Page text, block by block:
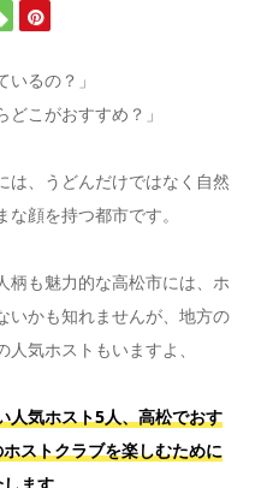
いるの？」
どこがおすすめ？」
は、うどんだけではなく自然
顔を持つ都市です。
柄も魅力的な高松市には、ホ
いかも知れませんが、地方の
気ホストもいますよ、
人気ホスト5人、高松でおす
ストクラブを楽しむために